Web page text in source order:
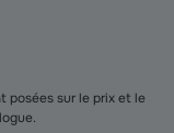
posées sur le prix et le